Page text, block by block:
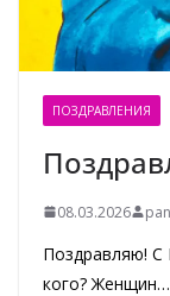
ПОЗДРАВЛЕНИЯ
08.03.2026
Поздравляю!
кого?